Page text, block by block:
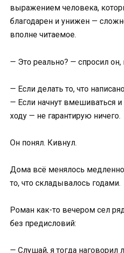
выражением человека,
благодарен и унижен —
вполне читаемое.
— Это реально? — спросил он,
— Если делать то, что
— Если начнут вмешиваться и
ходу — не гарантирую ничего.
Он понял. Кивнул.
Дома всё менялось
то, что складывалось годами.
Роман как-то вечером сел
без предисловий:
— Слушай, я тогда наговорил